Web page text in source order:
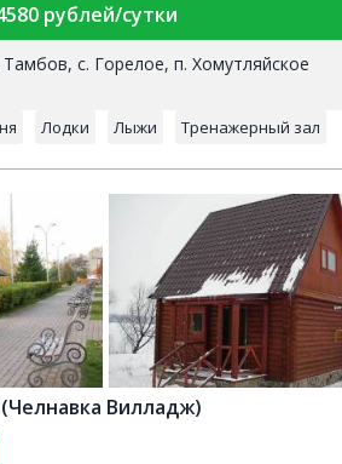
рублей/сутки
с. Горелое, п. Хомутляйское
Лодки Лыжи Тренажерный зал
Вилладж)